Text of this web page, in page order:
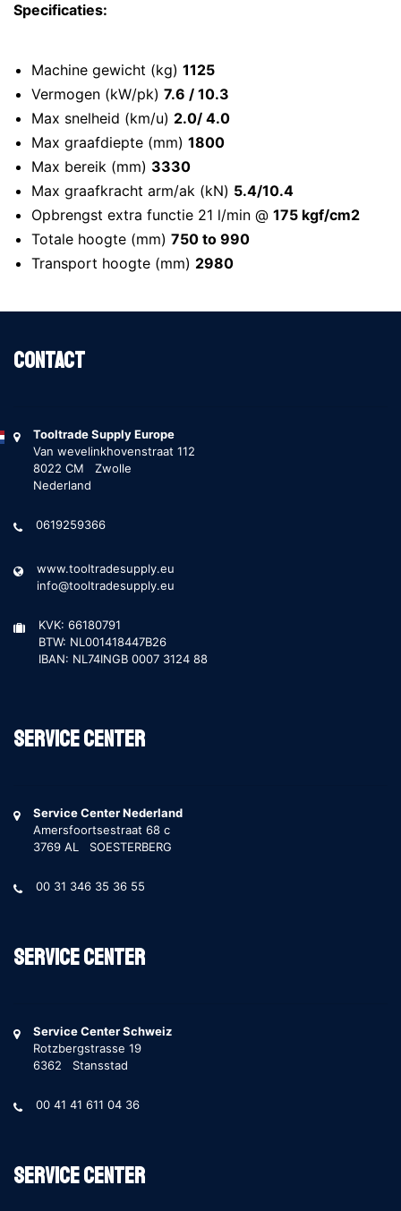
Specificaties:
Machine gewicht (kg) 1125
Vermogen (kW/pk) 7.6 / 10.3
Max snelheid (km/u) 2.0/ 4.0
Max graafdiepte (mm) 1800
Max bereik (mm) 3330
Max graafkracht arm/ak (kN) 5.4/10.4
Opbrengst extra functie 21 l/min @ 175 kgf/cm2
Totale hoogte (mm) 750 to 990
Transport hoogte (mm) 2980
Contact
Tooltrade Supply Europe
Van wevelinkhovenstraat 112
8022 CM Zwolle
Nederland
0619259366
www.tooltradesupply.eu
info@tooltradesupply.eu
KVK: 66180791
BTW: NL001418447B26
IBAN: NL74INGB 0007 3124 88
Service Center
Service Center Nederland
Amersfoortsestraat 68 c
3769 AL SOESTERBERG
00 31 346 35 36 55
Service Center
Service Center Schweiz
Rotzbergstrasse 19
6362 Stansstad
00 41 41 611 04 36
Service Center